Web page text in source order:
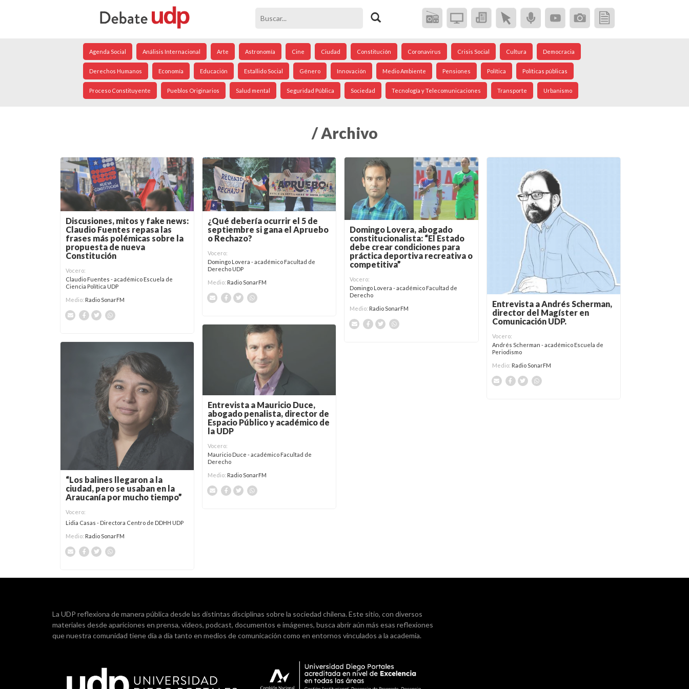
Agenda Social Análisis Internacional Arte Astronomía Cine Ciudad Constitución Coronavirus Crisis Social Cultura Democracia
Derechos Humanos Economía Educación Estallido Social Género Innovación Medio Ambiente Pensiones Política Políticas públicas
Proceso Constituyente Pueblos Originarios Salud mental Seguridad Pública Sociedad Tecnología y Telecomunicaciones Transporte Urbanismo
/ Archivo
Discusiones, mitos y fake news:
Claudio Fuentes repasa las
frases más polémicas sobre la
propuesta de nueva
Constitución
Vocero:
Claudio Fuentes - académico Escuela de
Ciencia Política UDP
Medio: Radio SonarFM
¿Qué debería ocurrir el 5 de
septiembre si gana el Apruebo
o Rechazo?
Vocero:
Domingo Lovera - académico Facultad de
Derecho UDP
Medio: Radio SonarFM
Domingo Lovera, abogado
constitucionalista: “El Estado
debe crear condiciones para
práctica deportiva recreativa o
competitiva”
Vocero:
Domingo Lovera - académico Facultad de
Derecho
Medio: Radio SonarFM
Entrevista a Andrés Scherman,
director del Magíster en
Comunicación UDP.
Vocero:
Andrés Scherman - académico Escuela de
Periodismo
Medio: Radio SonarFM
Entrevista a Mauricio Duce,
abogado penalista, director de
Espacio Público y académico de
la UDP
Vocero:
Mauricio Duce - académico Facultad de
Derecho
Medio: Radio SonarFM
“Los balines llegaron a la
ciudad, pero se usaban en la
Araucanía por mucho tiempo”
Vocero:
Lidia Casas - Directora Centro de DDHH UDP
Medio: Radio SonarFM
La UDP reflexiona de manera pública desde las distintas disciplinas sobre la sociedad chilena. Este sitio, con diversos
materiales desde apariciones en prensa, videos, podcast, documentos e imágenes, busca abrir aún más esas reflexiones
que nuestra comunidad tiene día a día tanto en medios de comunicación como en entornos vinculados a la academia.